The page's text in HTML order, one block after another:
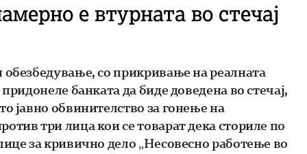
е втурната во стечај
со прикривање на реалната
банката да биде доведена во стечај,
јавно обвинителство за гонење на
три лица кои се товарат дека сториле по
за кривично дело „Несовесно работење во